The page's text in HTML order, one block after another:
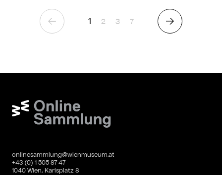
Vorherige Seite
1 Seite
2 Seite
3 Seite
7 Nächste Seite
Wien Museum Online Sammlung
onlinesammlung@wienmuseum.at
+43 (0) 1 505 87 47
1040 Wien, Karlsplatz 8